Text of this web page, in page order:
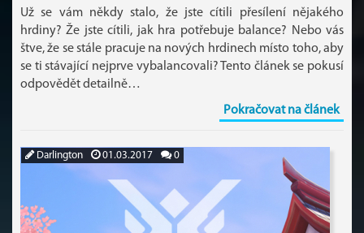
Už se vám někdy stalo, že jste cítili přesílení nějakého
hrdiny? Že jste cítili, jak hra potřebuje balance? Nebo vás
štve, že se stále pracuje na nových hrdinech místo toho, aby
se ti stávající nejprve vybalancovali? Tento článek se pokusí
odpovědět detailně…
Pokračovat na článek
Darlington 01.03.2017 0